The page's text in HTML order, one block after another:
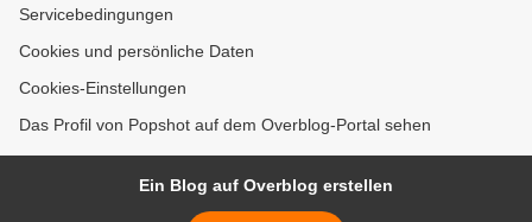
Servicebedingungen
Cookies und persönliche Daten
Cookies-Einstellungen
Das Profil von Popshot auf dem Overblog-Portal sehen
Ein Blog auf Overblog erstellen